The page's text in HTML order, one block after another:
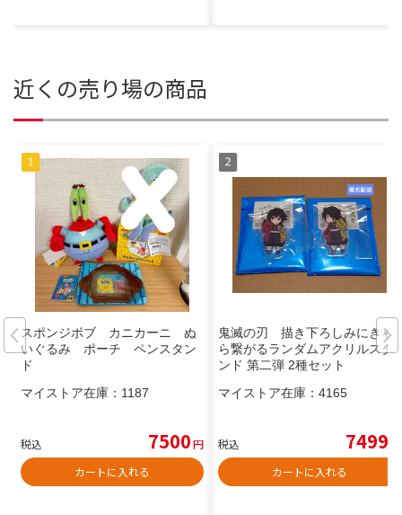
近くの売り場の商品
スポンジボブ カニカーニ ぬ
いぐるみ ポーチ ペンスタン
ド
マイストア在庫： 1187
税込 7500円
カートに入れる
鬼滅の刃 描き下ろしみにきゃ
ら繋がるランダムアクリルスタ
ンド 第二弾 2種セット
マイストア在庫： 4165
税込 7499
カートに入れる